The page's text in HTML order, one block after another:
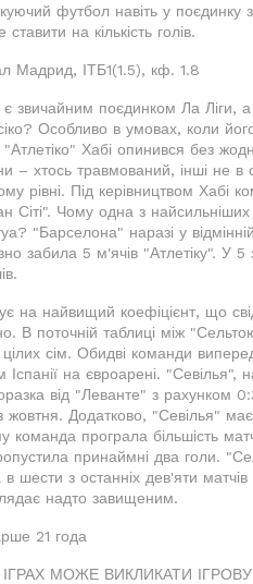
футбол навіть у
на кількість голів.
Мадрид, ІТБ1(1.5), кф. 1.8
звичайним поєдинком Ла Ліги,
Особливо в умовах, коли
"Атлетіко" Хабі опинився без
– хтось травмований, інші не
рівні. Під керівництвом
Сіті". Чому одна з
"Барселона" наразі у
забила 5 м'ячів "Атлетіку". У
на найвищий коефіцієнт, що
В поточній таблиці між
цілих сім. Обидві команди
Іспанії на євроарені.
від "Леванте" з рахунком
жовтня. Додатково, "Севілья"
команда програла більшість
принаймні два голи.
шести з останніх дев'яти
надто завищеним.
21 года
МОЖЕ ВИКЛИКАТИ